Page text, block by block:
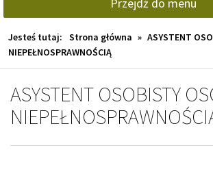
Jesteś tutaj: Strona główna » ASYSTENT
NIEPEŁNOSPRAWNOŚCIĄ
ASYSTENT OSOBISTY